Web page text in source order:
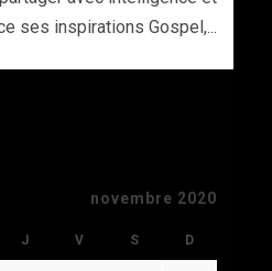
ses inspirations Gospel,...
novembre 2020
J V S D